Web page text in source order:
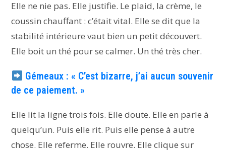
Elle ne nie pas. Elle justifie. Le plaid, la crème, le
coussin chauffant : c’était vital. Elle se dit que la
stabilité intérieure vaut bien un petit découvert.
Elle boit un thé pour se calmer. Un thé très cher.
Gémeaux : « C’est bizarre, j’ai aucun souvenir
de ce paiement. »
Elle lit la ligne trois fois. Elle doute. Elle en parle à
quelqu’un. Puis elle rit. Puis elle pense à autre
chose. Elle referme. Elle rouvre. Elle clique sur